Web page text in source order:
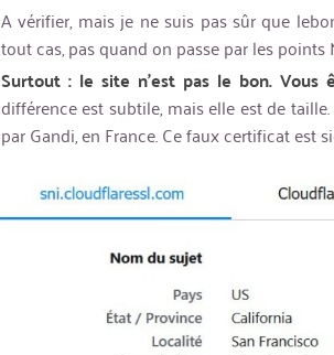
A vérifier, mais je ne suis pas sûr que
tout cas, pas quand on passe par les points
Surtout : le site n’est pas le bon. Vous
différence est subtile, mais elle est de
par Gandi, en France. Ce faux certificat est